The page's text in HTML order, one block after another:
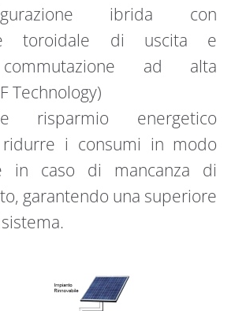
ibrida con
toroidale di uscita e
ad alta
Technology)
risparmio energetico
i consumi in modo
in caso di mancanza di
garantendo una superiore